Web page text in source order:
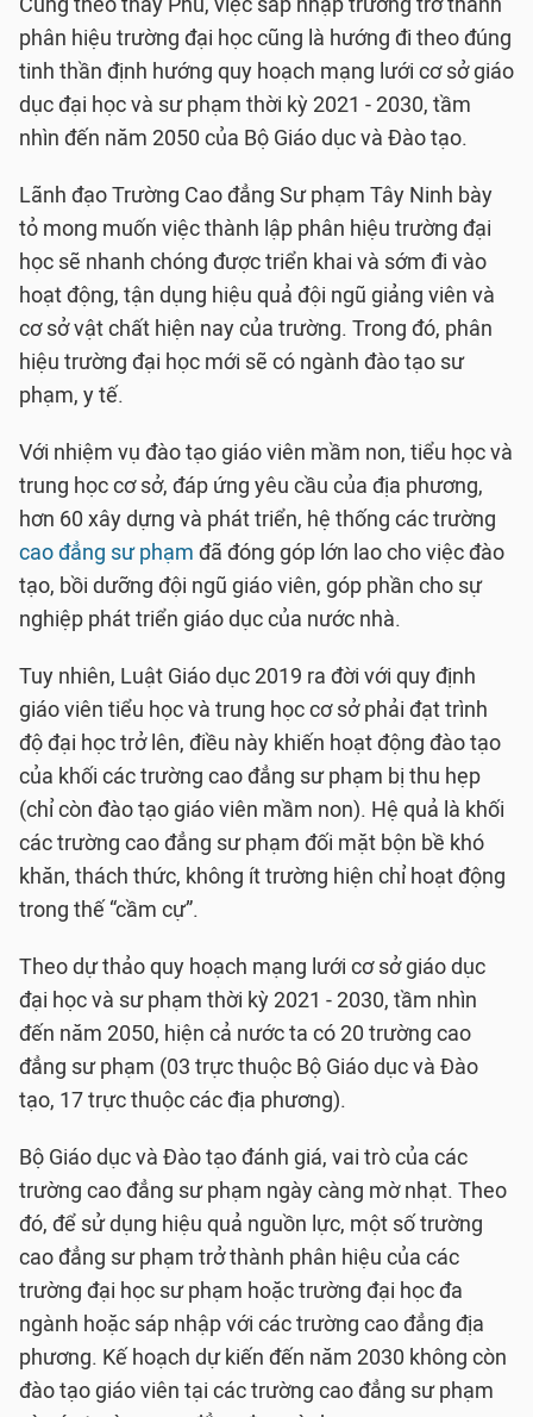
phân hiệu trường đại học cũng là hướng đi theo đúng
tinh thần định hướng quy hoạch mạng lưới cơ sở giáo
dục đại học và sư phạm thời kỳ 2021 - 2030, tầm
nhìn đến năm 2050 của Bộ Giáo dục và Đào tạo.
Lãnh đạo Trường Cao đẳng Sư phạm Tây Ninh bày
tỏ mong muốn việc thành lập phân hiệu trường đại
học sẽ nhanh chóng được triển khai và sớm đi vào
hoạt động, tận dụng hiệu quả đội ngũ giảng viên và
cơ sở vật chất hiện nay của trường. Trong đó, phân
hiệu trường đại học mới sẽ có ngành đào tạo sư
phạm, y tế.
Với nhiệm vụ đào tạo giáo viên mầm non, tiểu học và
trung học cơ sở, đáp ứng yêu cầu của địa phương,
hơn 60 xây dựng và phát triển, hệ thống các trường
cao đẳng sư phạm đã đóng góp lớn lao cho việc đào
tạo, bồi dưỡng đội ngũ giáo viên, góp phần cho sự
nghiệp phát triển giáo dục của nước nhà.
Tuy nhiên, Luật Giáo dục 2019 ra đời với quy định
giáo viên tiểu học và trung học cơ sở phải đạt trình
độ đại học trở lên, điều này khiến hoạt động đào tạo
của khối các trường cao đẳng sư phạm bị thu hẹp
(chỉ còn đào tạo giáo viên mầm non). Hệ quả là khối
các trường cao đẳng sư phạm đối mặt bộn bề khó
khăn, thách thức, không ít trường hiện chỉ hoạt động
trong thế “cầm cự”.
Theo dự thảo quy hoạch mạng lưới cơ sở giáo dục
đại học và sư phạm thời kỳ 2021 - 2030, tầm nhìn
đến năm 2050, hiện cả nước ta có 20 trường cao
đẳng sư phạm (03 trực thuộc Bộ Giáo dục và Đào
tạo, 17 trực thuộc các địa phương).
Bộ Giáo dục và Đào tạo đánh giá, vai trò của các
trường cao đẳng sư phạm ngày càng mờ nhạt. Theo
đó, để sử dụng hiệu quả nguồn lực, một số trường
cao đẳng sư phạm trở thành phân hiệu của các
trường đại học sư phạm hoặc trường đại học đa
ngành hoặc sáp nhập với các trường cao đẳng địa
phương. Kế hoạch dự kiến đến năm 2030 không còn
đào tạo giáo viên tại các trường cao đẳng sư phạm